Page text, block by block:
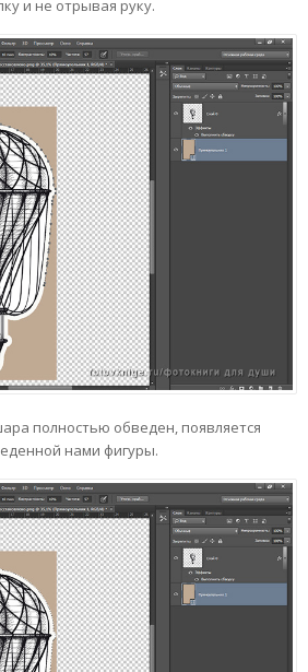
и не отрывая руку.
полностью обведен, появляется
нами фигуры.